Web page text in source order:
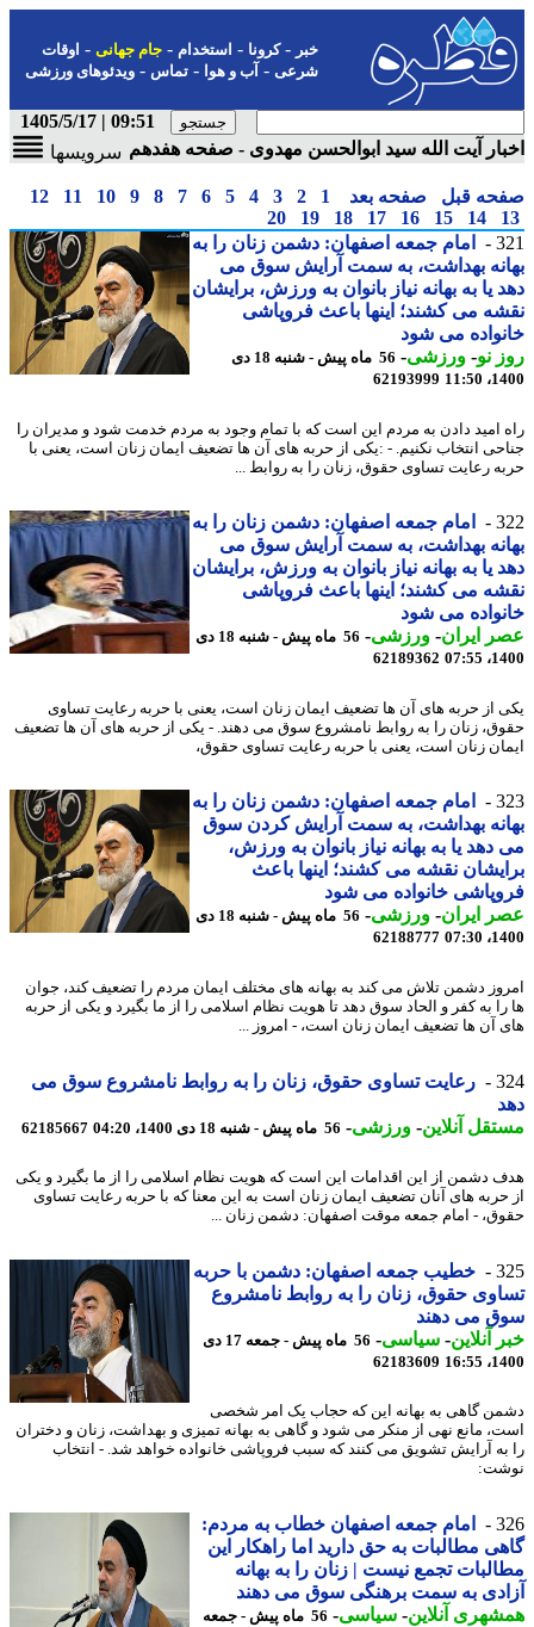
-کرونا-استخدام- جام جهانی-اوقات
شرعی-آب و هوا-تماس-ویدئوهای ورزشی
09:51 | 1405/5/17
آیت الله سید ابوالحسن مهدوی - صفحه هفدهم سرویسها
قبل صفحه بعد 1
2
3
4
5
6
7
8
9
10
11
12
14
15
16
17
18
19
20
امام جمعه اصفهان: دشمن زنان را به
بهداشت، به سمت آرایش سوق می
یا به بهانه نیاز بانوان به ورزش، برایشان
می کشند؛ اینها باعث فروپاشی
می شود
نو- ورزشی-
56 ماه پیش - شنبه 18 دی
62193999
امید دادن به مردم این است که با تمام وجود به مردم خدمت شود و مدیران را
انتخاب نکنیم. - :یکی از حربه های آن ها تضعیف ایمان زنان است، یعنی با
رعایت تساوی حقوق، زنان را به روابط ...
امام جمعه اصفهان: دشمن زنان را به
بهداشت، به سمت آرایش سوق می
یا به بهانه نیاز بانوان به ورزش، برایشان
می کشند؛ اینها باعث فروپاشی
می شود
ایران- ورزشی-
56 ماه پیش - شنبه 18 دی
62189362
از حربه های آن ها تضعیف ایمان زنان است، یعنی با حربه رعایت تساوی
زنان را به روابط نامشروع سوق می دهند. - یکی از حربه های آن ها تضعیف
زنان است، یعنی با حربه رعایت تساوی حقوق،
امام جمعه اصفهان: دشمن زنان را به
بهداشت، به سمت آرایش کردن سوق
یا به بهانه نیاز بانوان به ورزش،
نقشه می کشند؛ اینها باعث
خانواده می شود
ایران- ورزشی-
56 ماه پیش - شنبه 18 دی
62188777
دشمن تلاش می کند به بهانه های مختلف ایمان مردم را تضعیف کند، جوان
به کفر و الحاد سوق دهد تا هویت نظام اسلامی را از ما بگیرد و یکی از حربه
آن ها تضعیف ایمان زنان است، - امروز ...
رعایت تساوی حقوق، زنان را به روابط نامشروع سوق می
آنلاین-ورزشی-56 ماه پیش - شنبه 18 دی 1400، 04:20 62185667
دشمن از این اقدامات این است که هویت نظام اسلامی را از ما بگیرد و یکی
های آنان تضعیف ایمان زنان است به این معنا که با حربه رعایت تساوی
- امام جمعه موقت اصفهان: دشمن زنان ...
خطیب جمعه اصفهان: دشمن با حربه
حقوق، زنان را به روابط نامشروع
می دهند
آنلاین-سیاسی-
56 ماه پیش - جمعه 17 دی
62183609
گاهی به بهانه این که حجاب یک امر شخصی
مانع نهی از منکر می شود و گاهی به بهانه تمیزی و بهداشت، زنان و دختران
آرایش تشویق می کنند که سبب فروپاشی خانواده خواهد شد. - انتخاب
امام جمعه اصفهان خطاب به مردم:
مطالبات به حق دارید اما راهکار این
تجمع نیست | زنان را به بهانه
به سمت برهنگی سوق می دهند
آنلاین-سیاسی-
56 ماه پیش - جمعه